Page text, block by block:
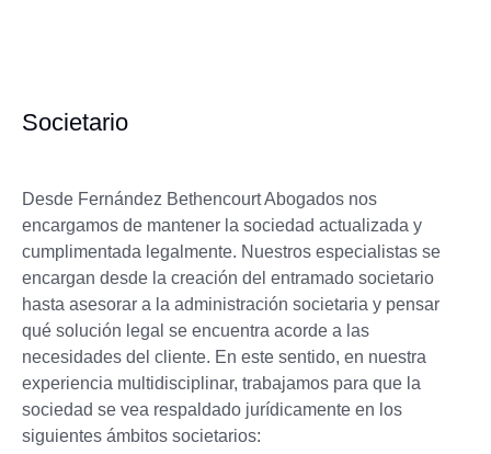
Societario
Desde Fernández Bethencourt Abogados nos
encargamos de mantener la sociedad actualizada y
cumplimentada legalmente. Nuestros especialistas se
encargan desde la creación del entramado societario
hasta asesorar a la administración societaria y pensar
qué solución legal se encuentra acorde a las
necesidades del cliente. En este sentido, en nuestra
experiencia multidisciplinar, trabajamos para que la
sociedad se vea respaldado jurídicamente en los
siguientes ámbitos societarios: